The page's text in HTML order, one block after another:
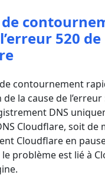
520 de
contournement
de la cause de
DNS
Cloudflare, soit de
Cloudflare en
problème est lié à